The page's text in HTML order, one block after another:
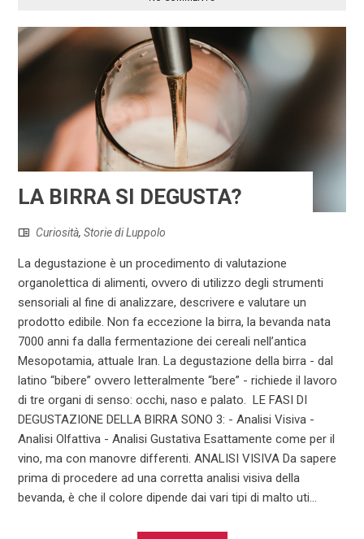
LA BIRRA SI DEGUSTA?
Curiosità,Storie di Luppolo
La degustazione è un procedimento di valutazione
organolettica di alimenti, ovvero di utilizzo degli strumenti
sensoriali al fine di analizzare, descrivere e valutare un
prodotto edibile. Non fa eccezione la birra, la bevanda nata
7000 anni fa dalla fermentazione dei cereali nell’antica
Mesopotamia, attuale Iran. La degustazione della birra - dal
latino “bibere” ovvero letteralmente “bere” - richiede il lavoro
di tre organi di senso: occhi, naso e palato. LE FASI DI
DEGUSTAZIONE DELLA BIRRA SONO 3: - Analisi Visiva -
Analisi Olfattiva - Analisi Gustativa Esattamente come per il
vino, ma con manovre differenti. ANALISI VISIVA Da sapere
prima di procedere ad una corretta analisi visiva della
bevanda, è che il colore dipende dai vari tipi di malto uti...